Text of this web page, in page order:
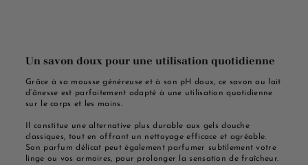
Un savon doux pour une utilisation quotidienne
Grâce à sa mousse généreuse et à son pH doux, ce savon au lait
d’ânesse est parfaitement adapté à une utilisation quotidienne
sur le corps et les mains.
Il constitue une alternative plus durable aux gels douche
classiques, tout en offrant un nettoyage efficace et agréable.
Son parfum délicat peut également parfumer subtilement votre
linge ou vos armoires, pour prolonger la sensation de fraîcheur.